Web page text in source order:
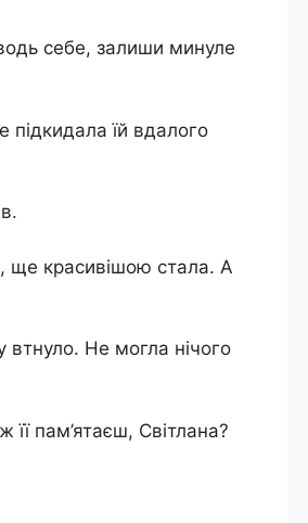
себе, залиши минуле
їй вдалого
ще красивішою стала. А
втнуло. Не могла нічого
пам’ятаєш, Світлана?